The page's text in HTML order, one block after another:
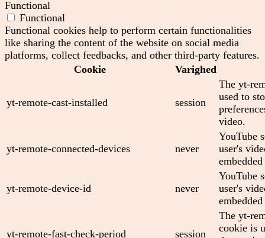
Functional
Functional
Functional cookies help to perform certain functionalities
like sharing the content of the website on social media
platforms, collect feedbacks, and other third-party features.
Cookie
Varighed
yt-remote-cast-installed session
The yt-
used to
video.
yt-remote-connected-devices never
YouTube
user's
yt-remote-device-id never
YouTube
user's
yt-remote-fast-check-period session
The yt-
cookie is